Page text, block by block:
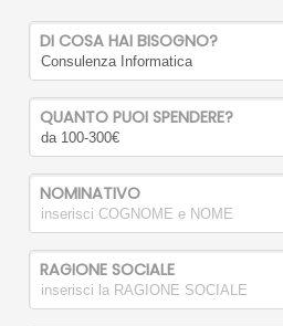
DI COSA HAI BISOGNO?
QUANTO PUOI SPENDERE?
NOMINATIVO
RAGIONE SOCIALE